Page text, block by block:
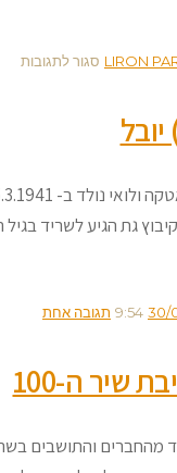
LIRON סגור לתגובותעל
גת הגיע לשריד בגיל
30/
9:54 תגובה אחת
שיר ה-100
והתושבים